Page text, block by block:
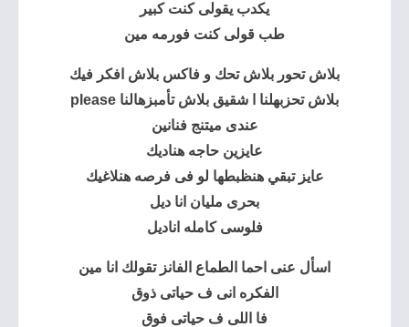
يكدب يقولى كنت كبير
طب قولى كنت فورمه مين
بلاش تحور بلاش تحك و فاكس بلاش افكر فيك
بلاش تحزبهلنا ا شقيق بلاش تأمبزهالنا please
عندى ميتنج فنانين
عايزين حاجه هناديك
عايز تبقي هنظبطها لو فى فرصه هنلاغيك
بحرى مليان انا ديل
فلوسى كامله اناديل
اسأل عنى احما الطماع الفانز تقولك انا مين
الفكره انى ف حياتى ذوق
فا اللى ف حياتى فوق